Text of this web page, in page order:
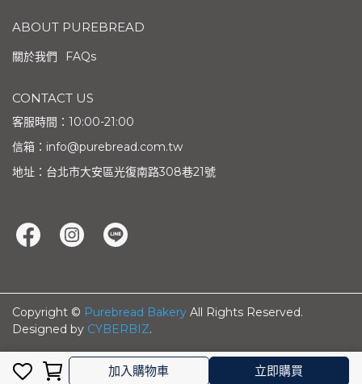
完成
加入購物車 立即購買
ABOUT PUREBREAD
關於我們 FAQs
CONTACT US
客服時間：10:00-21:00
信箱：info@purebread.com.tw
地址：台北市大安區光復南路308巷21號
Copyright © Purebread Bakery All Rights Reserved.
Designed by CYBERBIZ.